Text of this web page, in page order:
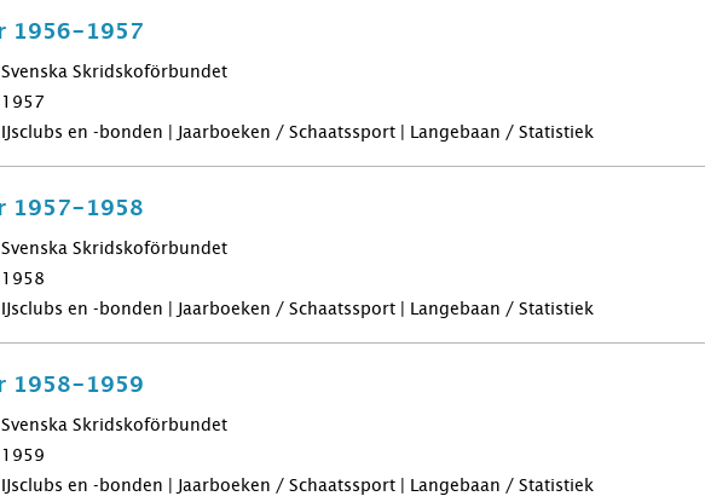
1956-1957
Svenska Skridskoförbundet
1957
IJsclubs en -bonden | Jaarboeken / Schaatssport | Langebaan / Statistiek
1957-1958
Svenska Skridskoförbundet
1958
IJsclubs en -bonden | Jaarboeken / Schaatssport | Langebaan / Statistiek
1958-1959
Svenska Skridskoförbundet
1959
IJsclubs en -bonden | Jaarboeken / Schaatssport | Langebaan / Statistiek